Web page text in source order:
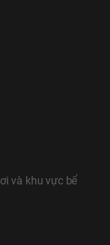
và khu vực bể